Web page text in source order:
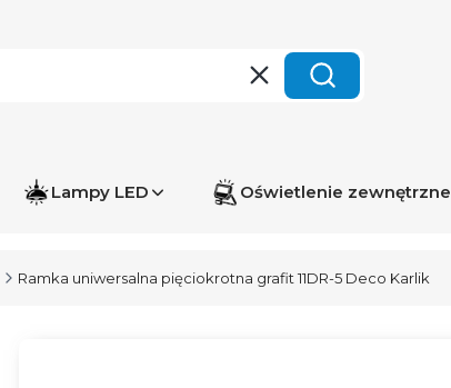
WyczyśćSzukaj
Lampy LED Oświetlenie zewnętrzne
Ramka uniwersalna pięciokrotna grafit 11DR-5 Deco Karlik